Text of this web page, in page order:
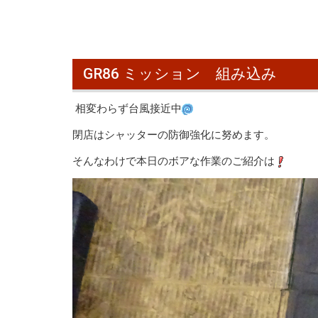
GR86 ミッション 組み込み
相変わらず台風接近中
閉店はシャッターの防御強化に努めます。
そんなわけで本日のボアな作業のご紹介は